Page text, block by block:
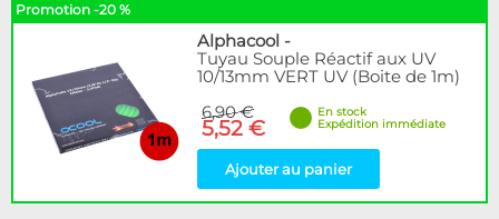
Promotion -20 %
Alphacool -
Tuyau Souple Réactif aux UV
10/13mm VERT UV (Boite de 1m)
6,90 €
5,52 €
En stock
Expédition immédiate
Ajouter au panier